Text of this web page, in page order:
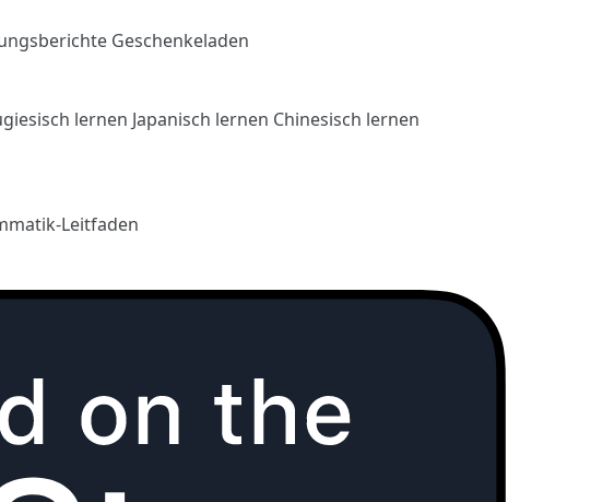
Geschenkeladen
lernen Japanisch lernen Chinesisch lernen
Leitfaden